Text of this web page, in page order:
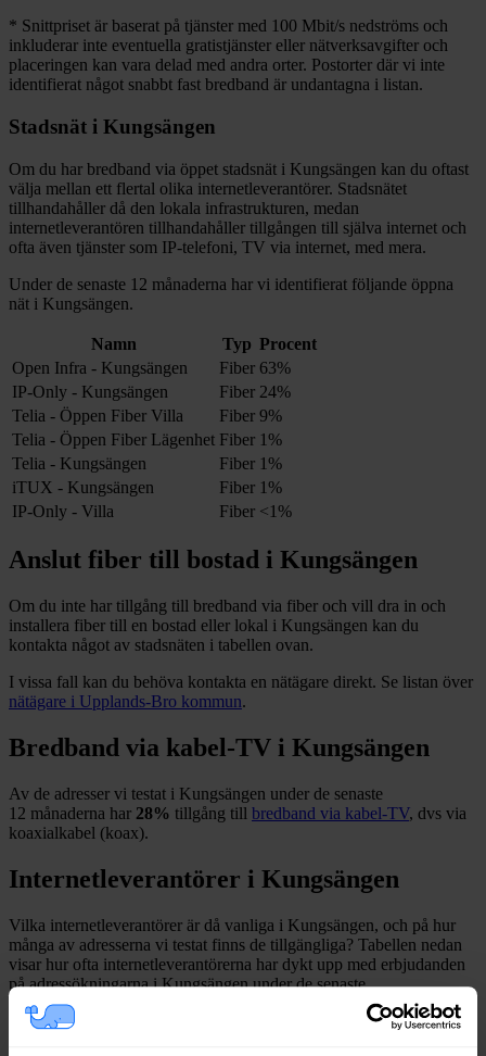
* Snittpriset är baserat på tjänster med 100 Mbit/s nedströms och
inkluderar inte eventuella gratistjänster eller nätverksavgifter och
placeringen kan vara delad med andra orter. Postorter där vi inte
identifierat något snabbt fast bredband är undantagna i listan.
Stadsnät i Kungsängen
Om du har bredband via öppet stadsnät i Kungsängen kan du oftast
välja mellan ett flertal olika internetleverantörer. Stadsnätet
tillhandahåller då den lokala infrastrukturen, medan
internetleverantören tillhandahåller tillgången till själva internet och
ofta även tjänster som IP-telefoni, TV via internet, med mera.
Under de senaste 12 månaderna har vi identifierat följande öppna
nät i Kungsängen.
Namn Typ Procent
Open Infra - Kungsängen
Fiber 63%
IP-Only - Kungsängen
Fiber 24%
Telia - Öppen Fiber Villa
Fiber 9%
Telia - Öppen Fiber Lägenhet Fiber 1%
Telia - Kungsängen
Fiber 1%
iTUX - Kungsängen
Fiber 1%
IP-Only - Villa
Fiber <1%
Anslut fiber till bostad i Kungsängen
Om du inte har tillgång till bredband via fiber och vill dra in och
installera fiber till en bostad eller lokal i Kungsängen kan du
kontakta något av stadsnäten i tabellen ovan.
I vissa fall kan du behöva kontakta en nätägare direkt. Se listan över
nätägare i Upplands-Bro kommun.
Bredband via kabel-TV i Kungsängen
Av de adresser vi testat i Kungsängen under de senaste
12 månaderna har 28% tillgång till bredband via kabel-TV, dvs via
koaxialkabel (koax).
Internetleverantörer i Kungsängen
Vilka internetleverantörer är då vanliga i Kungsängen, och på hur
många av adresserna vi testat finns de tillgängliga? Tabellen nedan
visar hur ofta internetleverantörerna har dykt upp med erbjudanden
på adressökningarna iKungsängenunder de senaste
12 månaderna.